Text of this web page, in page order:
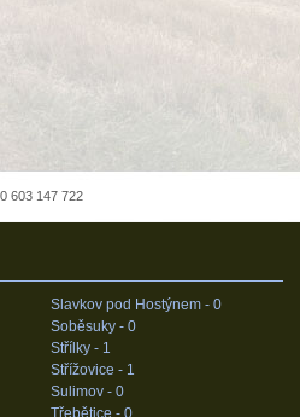
603 147 722
Slavkov pod Hostýnem - 0
Soběsuky - 0
Střílky - 1
Střížovice - 1
Sulimov - 0
Třebětice - 0